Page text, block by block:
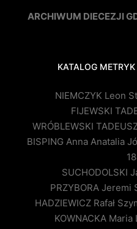
ARCHIWUM DIECEZJI
KATALOG
NIEMCZYK Leon
FIJEWSKI
WRÓBLEWSKI
BISPING Anna Anatalia
SUCHODOLSKI
PRZYBORA Jeremi
HADZIEWICZ Rafał
KOWNACKA